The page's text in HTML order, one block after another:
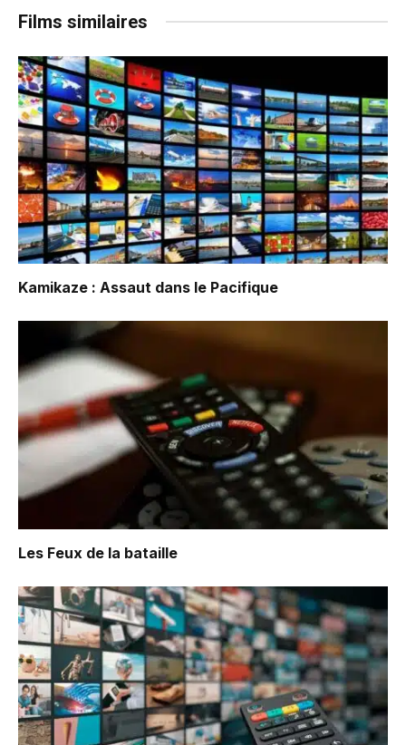
Films similaires
Kamikaze : Assaut dans le Pacifique
Les Feux de la bataille